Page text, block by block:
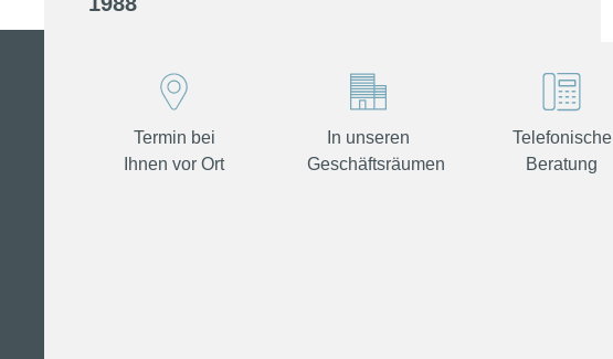
Termin bei
Ihnen vor Ort
In unseren
Geschäftsräumen
Telefonische
Beratung